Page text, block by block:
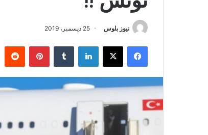
نيوز بلوس 25 ديسمبر، 2019
فيسبوك X لينكدإن بينتيريست